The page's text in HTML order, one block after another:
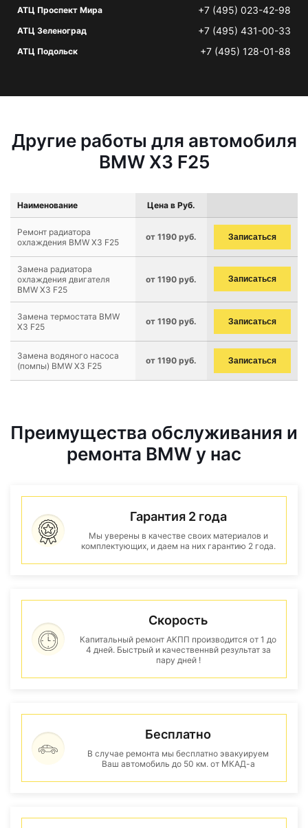
АТЦ Проспект Мира +7 (495) 023-42-98
АТЦ Зеленоград +7 (495) 431-00-33
АТЦ Подольск +7 (495) 128-01-88
Другие работы для автомобиля
BMW X3 F25
Наименование Цена в Руб.
Ремонт радиатора
охлаждения BMW X3 F25
от 1190 руб. Записаться
Замена радиатора
охлаждения двигателя
BMW X3 F25
от 1190 руб. Записаться
Замена термостата BMW
X3 F25
от 1190 руб. Записаться
Замена водяного насоса
(помпы) BMW X3 F25
от 1190 руб. Записаться
Преимущества обслуживания и
ремонта BMW у нас
Гарантия 2 года
Мы уверены в качестве своих материалов и
комплектующих, и даем на них гарантию 2 года.
Скорость
Капитальный ремонт АКПП производится от 1 до
4 дней. Быстрый и качественнвй результат за
пару дней !
Бесплатно
В случае ремонта мы бесплатно эвакуируем
Ваш автомобиль до 50 км. от МКАД-а